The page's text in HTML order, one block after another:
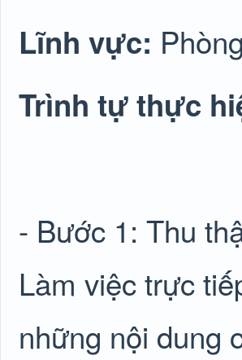
Lĩnh vực:
Trình tự thực
- Bước 1: Thu
Làm việc trực
những nội dung